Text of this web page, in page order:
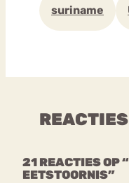
suriname
REACTIES
21 REACTIES OP
EETSTOORNIS”